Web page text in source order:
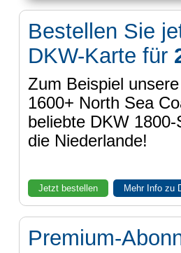
Bestellen Sie
DKW-Karte für
Zum Beispiel
1600+ North Sea
beliebte DKW
die Niederlande!
Jetzt bestellen Mehr Info zu
Premium-